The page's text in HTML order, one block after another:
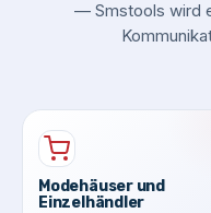
— Smstools wird
Modehäuser und
Einzelhändler